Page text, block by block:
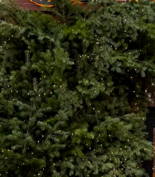
Відбудова
Ексклюзив
Бізнес
Шлях додому
Відбудова. Життя
Колонки
Про нас
Редакційна політика